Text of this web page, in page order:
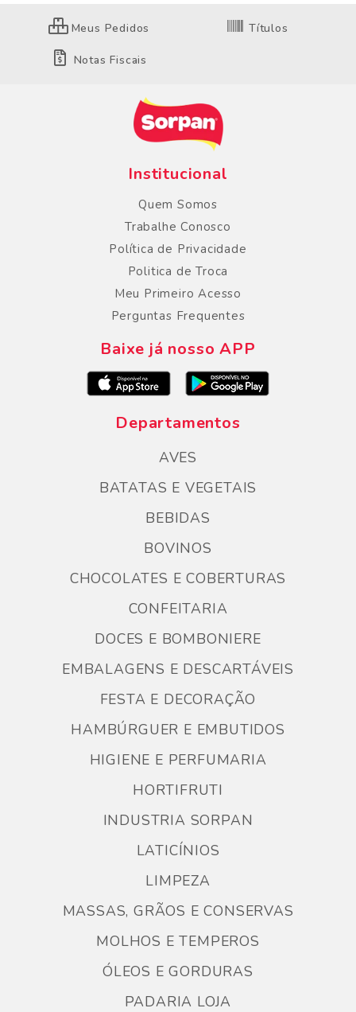
Meus Pedidos Títulos
Notas Fiscais
Institucional
Quem Somos
Trabalhe Conosco
Política de Privacidade
Politica de Troca
Meu Primeiro Acesso
Perguntas Frequentes
Baixe já nosso APP
Departamentos
AVES
BATATAS E VEGETAIS
BEBIDAS
BOVINOS
CHOCOLATES E COBERTURAS
CONFEITARIA
DOCES E BOMBONIERE
EMBALAGENS E DESCARTÁVEIS
FESTA E DECORAÇÃO
HAMBÚRGUER E EMBUTIDOS
HIGIENE E PERFUMARIA
HORTIFRUTI
INDUSTRIA SORPAN
LATICÍNIOS
LIMPEZA
MASSAS, GRÃOS E CONSERVAS
MOLHOS E TEMPEROS
ÓLEOS E GORDURAS
PADARIA LOJA